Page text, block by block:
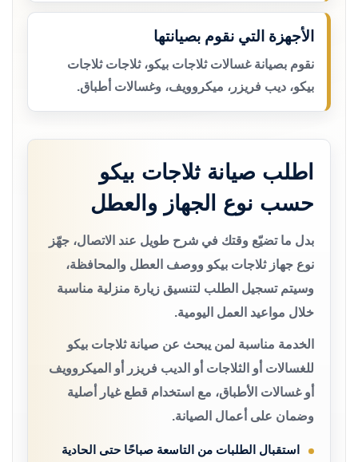
الأجهزة التي نقوم بصيانتها
نقوم بصيانة غسالات ثلاجات بيكو، ثلاجات ثلاجات
بيكو، ديب فريزر، ميكروويف، وغسالات أطباق.
اطلب صيانة ثلاجات بيكو
حسب نوع الجهاز والعطل
بدل ما تضيّع وقتك في شرح طويل عند الاتصال، جهّز
نوع جهاز ثلاجات بيكو ووصف العطل والمحافظة،
وسيتم تسجيل الطلب لتنسيق زيارة منزلية مناسبة
خلال مواعيد العمل اليومية.
الخدمة مناسبة لمن يبحث عن صيانة ثلاجات بيكو
للغسالات أو الثلاجات أو الديب فريزر أو الميكروويف
أو غسالات الأطباق، مع استخدام قطع غيار أصلية
وضمان على أعمال الصيانة.
استقبال الطلبات من التاسعة صباحًا حتى الحادية